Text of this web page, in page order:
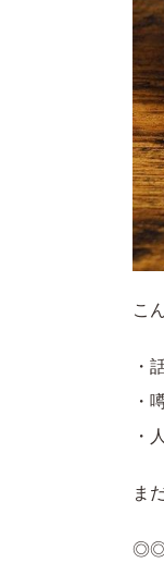
こ
・
・
・
ま